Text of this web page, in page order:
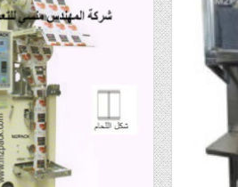
Posted
in